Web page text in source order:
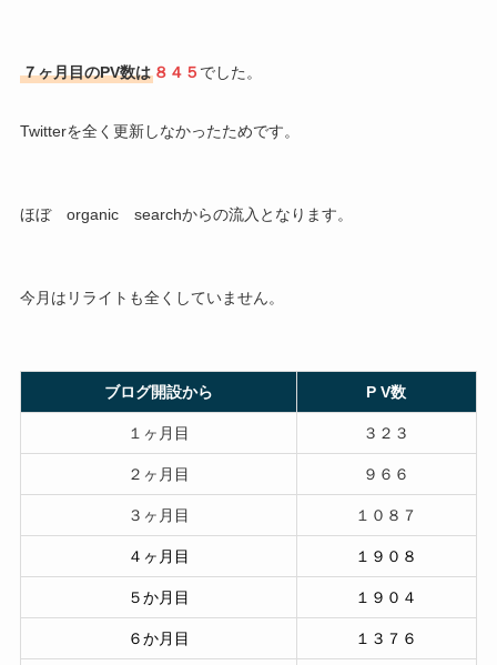
７ヶ月目のPV数は８４５ でした。
Twitterを全く更新しなかったためです。
ほぼ organic searchからの流入となります。
今月はリライトも全くしていません。
ブログ開設から P V数
１ヶ月目 ３２３
２ヶ月目 ９６６
３ヶ月目 １０８７
４ヶ月目 １９０８
５か月目 １９０４
６か月目 １３７６